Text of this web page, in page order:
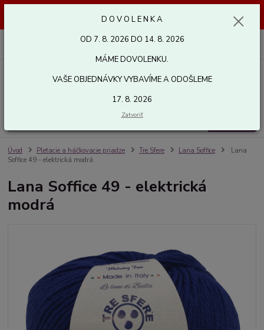
odošleme 17. 8. 2026. Ďakujeme.
Úvod Pletacie a háčkovacie priadze Tre Sfere Lana Soffice
Lana
Soffice 49 - elektrická modrá
Lana Soffice 49 - elektrická
modrá
D O V O L E N K A
OD 7. 8. 2026 DO 14. 8. 2026
MÁME DOVOLENKU.
VAŠE OBJEDNÁVKY VYBAVÍME A ODOŠLEME
17. 8. 2026
Zatvoriť